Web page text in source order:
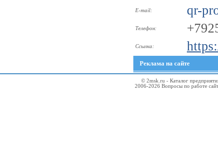
E-mail: qr-
Телефон:
Ссылка:
Реклама на сайте
© 2msk.ru - Каталог
2006-2026 Вопросы по работе